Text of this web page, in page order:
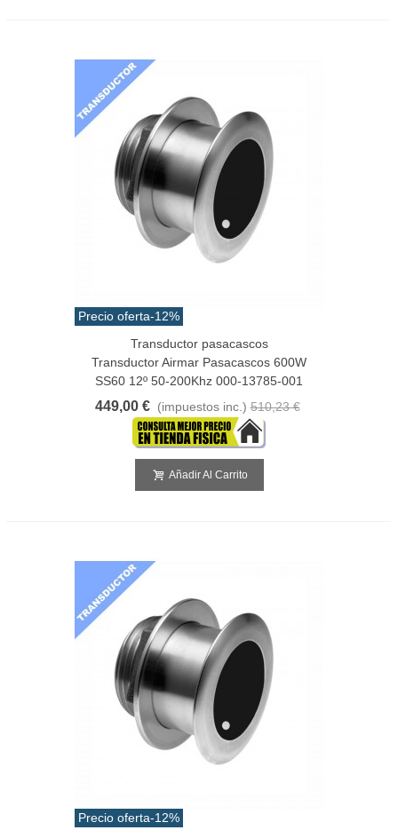
Precio oferta-12%
Transductor pasacascos
Transductor Airmar Pasacascos 600W
SS60 12º 50-200Khz 000-13785-001
449,00 € (impuestos inc.) 510,23 €
Añadir Al Carrito
Precio oferta-12%